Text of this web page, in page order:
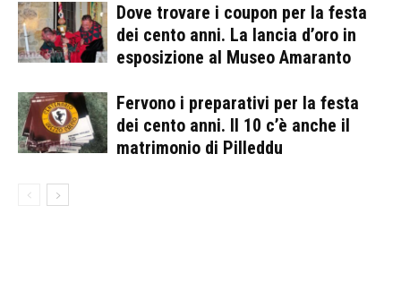
Dove trovare i coupon per la festa
dei cento anni. La lancia d’oro in
esposizione al Museo Amaranto
Fervono i preparativi per la festa
dei cento anni. Il 10 c’è anche il
matrimonio di Pilleddu